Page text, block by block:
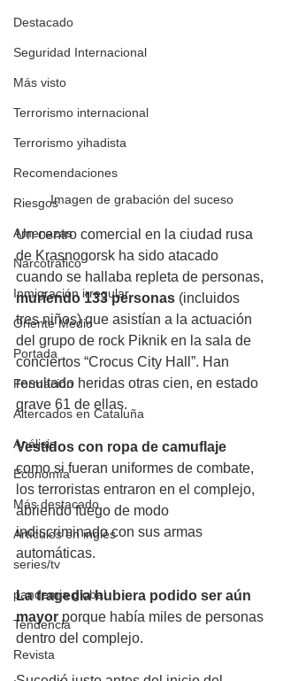
Destacado
Seguridad Internacional
Más visto
Terrorismo internacional
Terrorismo yihadista
Recomendaciones
Riesgos
Amenazas
Narcotráfico
Inmigración irregular
Oriente Medio
Portada
Formación
Altercados en Cataluña
Análisis
Economía
Más destacado
Artículos en inglés
series/tv
pandemia global
Tendencia
Revista
Imagen de grabación del suceso
Un centro comercial en la ciudad rusa
de Krasnogorsk ha sido atacado
cuando se hallaba repleta de personas,
muriendo 133 personas (incluidos
tres niños) que asistían a la actuación
del grupo de rock Piknik en la sala de
conciertos “Crocus City Hall”. Han
resultado heridas otras cien, en estado
grave 61 de ellas.
Vestidos con ropa de camuflaje
como si fueran uniformes de combate,
los terroristas entraron en el complejo,
abriendo fuego de modo
indiscriminado con sus armas
automáticas.
La tragedia hubiera podido ser aún
mayor porque había miles de personas
dentro del complejo.